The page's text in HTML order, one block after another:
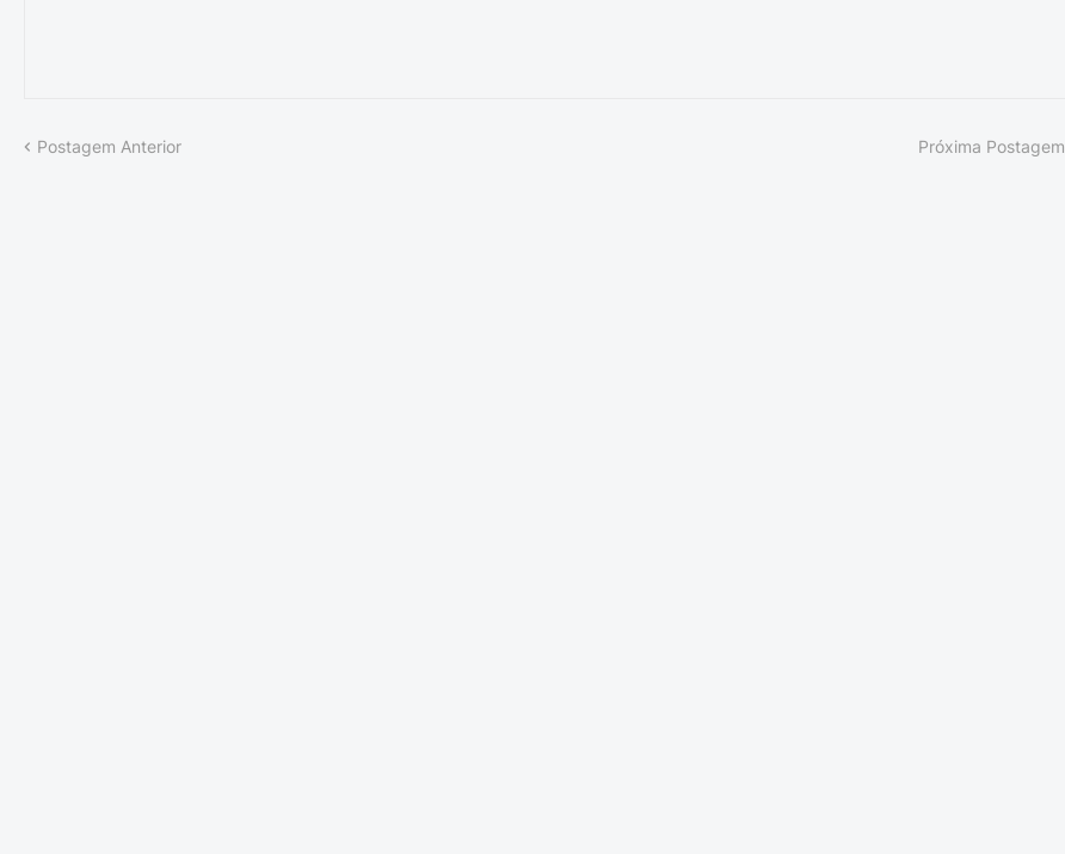
Postagem Anterior Próxima Postagem